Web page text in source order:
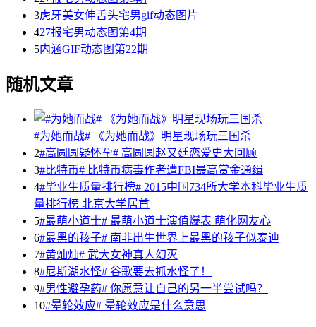
3虎牙美女伸舌头宅男gif动态图片
427报宅男动态图第4期
5内涵GIF动态图第22期
随机文章
#为她而战# 《为她而战》明星现场玩三国杀
2#高圆圆疑怀孕# 高圆圆赵又廷恋爱史大回顾
3#比特币# 比特币病毒作者遭FBI最高赏金通缉
4#毕业生质量排行榜# 2015中国734所大学本科毕业生质
量排行榜 北京大学居首
5#最萌小道士# 最萌小道士演值爆表 萌化网友心
6#最黑的孩子# 南非出生世界上最黑的孩子似泰迪
7#黄灿灿# 武大女神真人幻灭
8#尼斯湖水怪# 谷歌要去抓水怪了！
9#男性避孕药# 你愿意让自己的另一半尝试吗？
10#晕轮效应# 晕轮效应是什么意思